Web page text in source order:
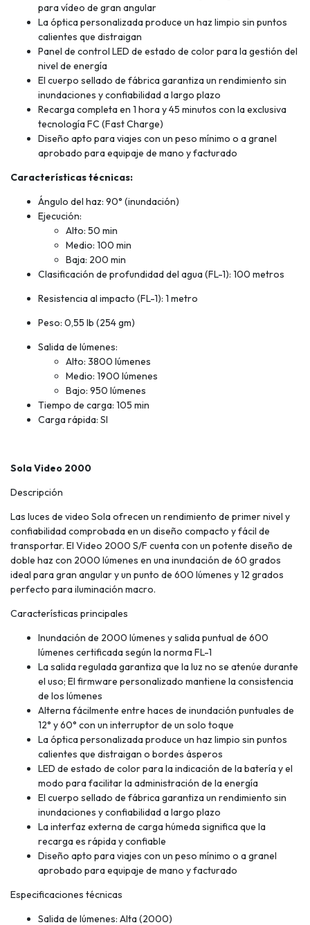
para vídeo de gran angular
La óptica personalizada produce un haz limpio sin puntos
calientes que distraigan
Panel de control LED de estado de color para la gestión del
nivel de energía
El cuerpo sellado de fábrica garantiza un rendimiento sin
inundaciones y confiabilidad a largo plazo
Recarga completa en 1 hora y 45 minutos con la exclusiva
tecnología FC (Fast Charge)
Diseño apto para viajes con un peso mínimo o a granel
aprobado para equipaje de mano y facturado
Características técnicas:
Ángulo del haz: 90° (inundación)
Ejecución:
Alto: 50 min
Medio: 100 min
Baja: 200 min
Clasificación de profundidad del agua (FL-1): 100 metros
Resistencia al impacto (FL-1): 1 metro
Peso: 0,55 lb (254 gm)
Salida de lúmenes:
Alto: 3800 lúmenes
Medio: 1900 lúmenes
Bajo: 950 lúmenes
Tiempo de carga: 105 min
Carga rápida: SI
Sola Video 2000
Descripción
Las luces de video Sola ofrecen un rendimiento de primer nivel y
confiabilidad comprobada en un diseño compacto y fácil de
transportar. El Video 2000 S/F cuenta con un potente diseño de
doble haz con 2000 lúmenes en una inundación de 60 grados
ideal para gran angular y un punto de 600 lúmenes y 12 grados
perfecto para iluminación macro.
Características principales
Inundación de 2000 lúmenes y salida puntual de 600
lúmenes certificada según la norma FL-1
La salida regulada garantiza que la luz no se atenúe durante
el uso; El firmware personalizado mantiene la consistencia
de los lúmenes
Alterna fácilmente entre haces de inundación puntuales de
12° y 60° con un interruptor de un solo toque
La óptica personalizada produce un haz limpio sin puntos
calientes que distraigan o bordes ásperos
LED de estado de color para la indicación de la batería y el
modo para facilitar la administración de la energía
El cuerpo sellado de fábrica garantiza un rendimiento sin
inundaciones y confiabilidad a largo plazo
La interfaz externa de carga húmeda significa que la
recarga es rápida y confiable
Diseño apto para viajes con un peso mínimo o a granel
aprobado para equipaje de mano y facturado
Especificaciones técnicas
Salida de lúmenes: Alta (2000)